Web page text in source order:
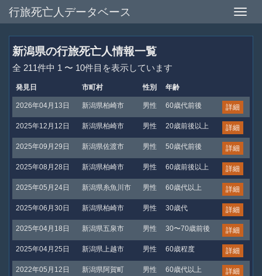
Toggle
行旅死亡人データベース
新潟県の行旅死亡人情報一覧
全 211件中 1 〜 10件目を表示しています
発見日 市町村 性別 年齢
2026年04月13日 新潟県柏崎市 男性 60歳代前後 詳細
2025年12月12日 新潟県柏崎市 男性 20歳前後以上 詳細
2025年09月29日 新潟県佐渡市 男性 50歳代前後 詳細
2025年08月28日 新潟県柏崎市 男性 60歳前後以上 詳細
2025年05月24日 新潟県糸魚川市 男性 60歳代以上 詳細
2025年06月30日 新潟県柏崎市 男性 30歳代 詳細
2025年04月18日 新潟県五泉市 男性 30〜70歳前後 詳細
2025年04月25日 新潟県上越市 男性 60歳程度 詳細
2022年05月12日 新潟県阿賀町 男性 60歳代以上 詳細